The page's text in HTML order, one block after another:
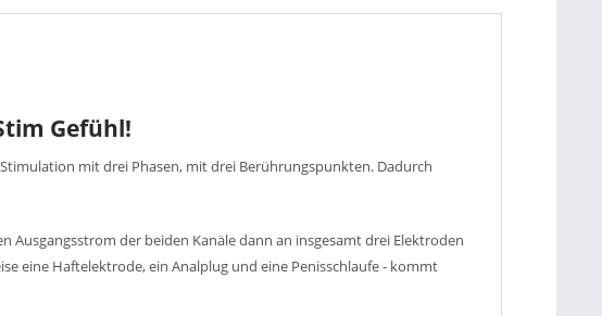
Gefühl!
mit drei Phasen, mit drei Berührungspunkten. Dadurch
der beiden Kanäle dann an insgesamt drei Elektroden
eine Haftelektrode, ein Analplug und eine Penisschlaufe - kommt